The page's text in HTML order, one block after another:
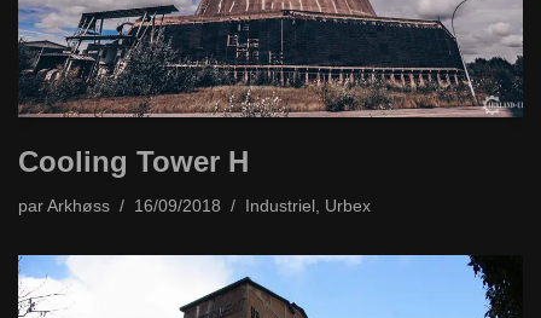
Cooling Tower H
par Arkhøss 16/09/2018 Industriel , Urbex